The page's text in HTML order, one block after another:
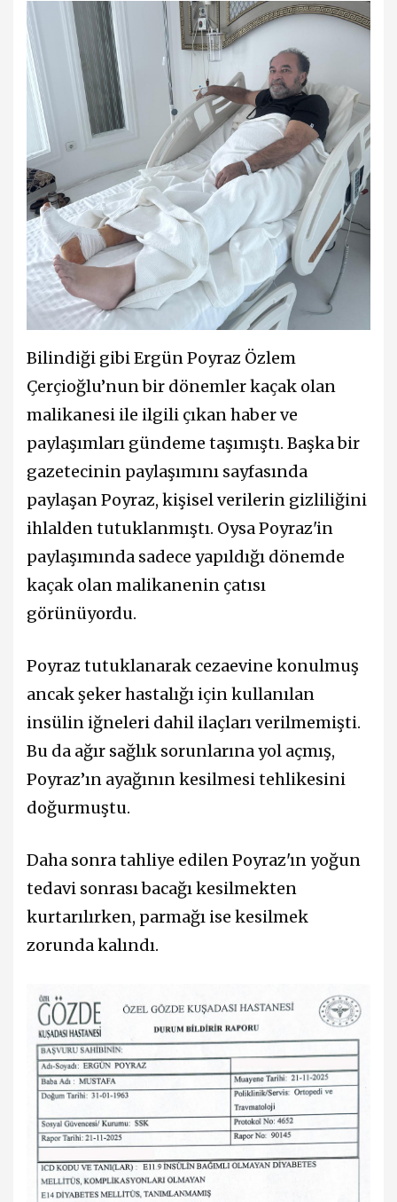
Bilindiği gibi Ergün Poyraz Özlem
Çerçioğlu’nun bir dönemler kaçak olan
malikanesi ile ilgili çıkan haber ve
paylaşımları gündeme taşımıştı. Başka bir
gazetecinin paylaşımını sayfasında
paylaşan Poyraz, kişisel verilerin gizliliğini
ihlalden tutuklanmıştı. Oysa Poyraz'in
paylaşımında sadece yapıldığı dönemde
kaçak olan malikanenin çatısı
görünüyordu.
Poyraz tutuklanarak cezaevine konulmuş
ancak şeker hastalığı için kullanılan
insülin iğneleri dahil ilaçları verilmemişti.
Bu da ağır sağlık sorunlarına yol açmış,
Poyraz’ın ayağının kesilmesi tehlikesini
doğurmuştu.
Daha sonra tahliye edilen Poyraz'ın yoğun
tedavi sonrası bacağı kesilmekten
kurtarılırken, parmağı ise kesilmek
zorunda kalındı.